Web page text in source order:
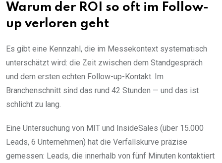
Warum der ROI so oft im Follow-
up verloren geht
Es gibt eine Kennzahl, die im Messekontext systematisch
unterschätzt wird: die Zeit zwischen dem Standgespräch
und dem ersten echten Follow-up-Kontakt. Im
Branchenschnitt sind das rund 42 Stunden — und das ist
schlicht zu lang.
Eine Untersuchung von MIT und InsideSales (über 15.000
Leads, 6 Unternehmen) hat die Verfallskurve präzise
gemessen: Leads, die innerhalb von fünf Minuten kontaktiert